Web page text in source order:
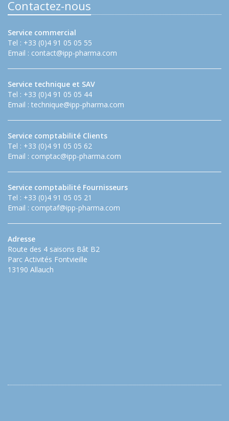
Contactez-nous
Service commercial
Tel : +33 (0)4 91 05 05 55
Email : contact@ipp-pharma.com
Service technique et SAV
Tel : +33 (0)4 91 05 05 44
Email : technique@ipp-pharma.com
Service comptabilité Clients
Tel : +33 (0)4 91 05 05 62
Email : comptac@ipp-pharma.com
Service comptabilité Fournisseurs
Tel : +33 (0)4 91 05 05 21
Email : comptaf@ipp-pharma.com
Adresse
Route des 4 saisons Bât B2
Parc Activités Fontvieille
13190 Allauch